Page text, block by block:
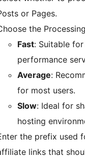
or Pages.
the
Fast: Suitable
performance
Average:
for most users.
Slow: Ideal for
hosting
the prefix used
links that